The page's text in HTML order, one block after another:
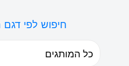
חיפוש לפי